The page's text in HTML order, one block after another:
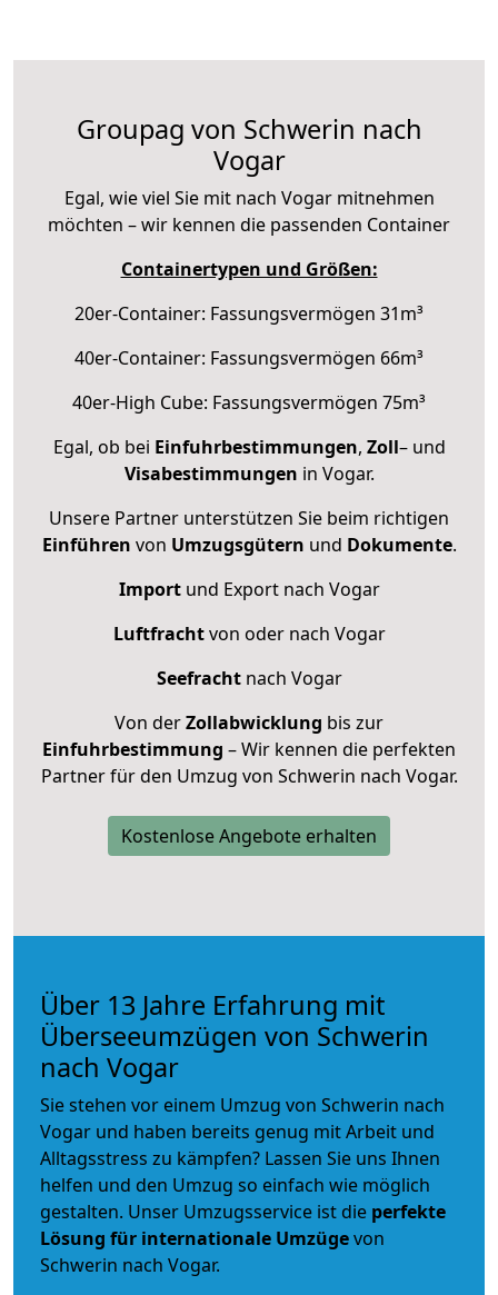
Groupag von Schwerin nach
Vogar
Egal, wie viel Sie mit nach Vogar mitnehmen
möchten – wir kennen die passenden Container
Containertypen und Größen:
20er-Container: Fassungsvermögen 31m³
40er-Container: Fassungsvermögen 66m³
40er-High Cube: Fassungsvermögen 75m³
Egal, ob bei Einfuhrbestimmungen, Zoll– und
Visabestimmungen in Vogar.
Unsere Partner unterstützen Sie beim richtigen
Einführen von Umzugsgütern und Dokumente.
Importund Export nach Vogar
Luftfrachtvon oder nach Vogar
Seefrachtnach Vogar
Von derZollabwicklung bis zur
Einfuhrbestimmung – Wir kennen die perfekten
Partner für den Umzug von Schwerin nach Vogar.
Kostenlose Angebote erhalten
Über 13 Jahre Erfahrung mit
Überseeumzügen von Schwerin
nach Vogar
Sie stehen vor einem Umzug von Schwerin nach
Vogar und haben bereits genug mit Arbeit und
Alltagsstress zu kämpfen? Lassen Sie uns Ihnen
helfen und den Umzug so einfach wie möglich
gestalten. Unser Umzugsservice ist die perfekte
Lösung für internationale Umzügevon
Schwerin nach Vogar.